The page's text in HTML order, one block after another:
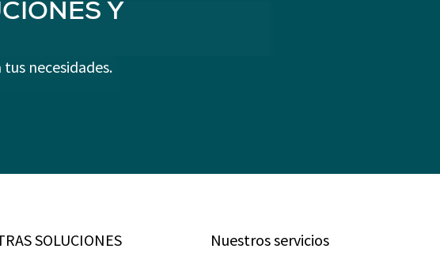
Y
necesidades.
SOLUCIONES
Nuestros servicios